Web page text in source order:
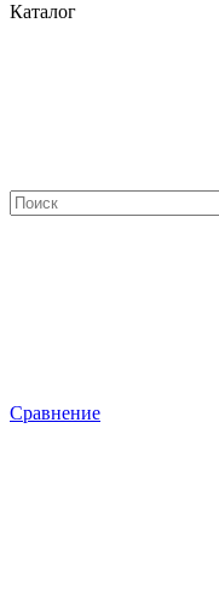
Каталог
Сравнение